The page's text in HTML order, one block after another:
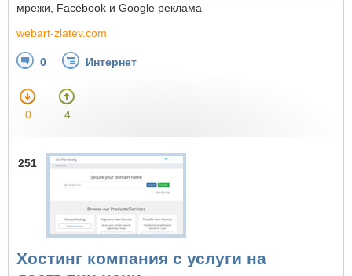
мрежи, Facebook и Google рекламa
webart-zlatev.com
0 Интернет
0 4
251
Хостинг компания с услуги на